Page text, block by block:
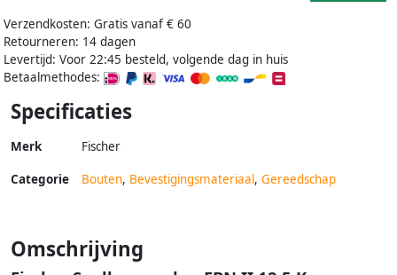
Verzendkosten: Gratis vanaf € 60
Retourneren: 14 dagen
Levertijd: Voor 22:45 besteld, volgende dag in huis
Betaalmethodes:
Specificaties
Merk Fischer
Categorie Bouten, Bevestigingsmateriaal, Gereedschap
Omschrijving